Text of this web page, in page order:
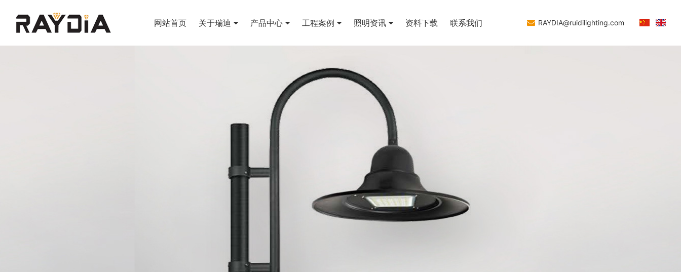
网站首页 关于瑞迪 产品中心 工程案例 照明资讯 资料下载 联系我们 RAYDIA@ruidilighting.com